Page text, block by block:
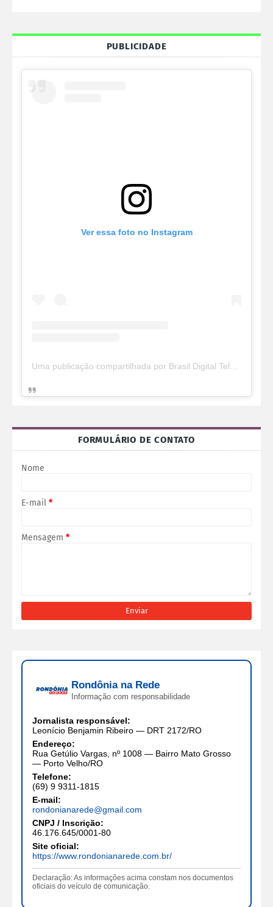
PUBLICIDADE
Ver essa foto no Instagram
FORMULÁRIO DE CONTATO
Nome
E-mail *
Mensagem *
Rondônia na Rede
Informação com responsabilidade
Jornalista responsável:
Leonício Benjamin Ribeiro — DRT 2172/RO
Endereço:
Rua Getúlio Vargas, nº 1008 — Bairro Mato Grosso
— Porto Velho/RO
Telefone:
(69) 9 9311-1815
E-mail:
rondonianarede@gmail.com
CNPJ / Inscrição:
46.176.645/0001-80
Site oficial:
https://www.rondonianarede.com.br/
Declaração: As informações acima constam nos documentos
oficiais do veículo de comunicação.